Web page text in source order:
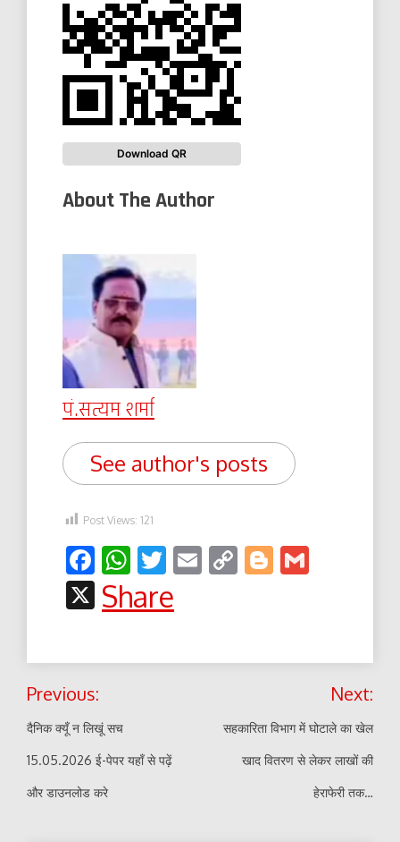
Download QR
About The Author
पं.सत्यम शर्मा
See author's posts
Post Views: 121
Facebook
WhatsApp
Twitter
EmailCopyBlogger
X
Share
Post
navigation
Previous:
दैनिक क्यूँ न लिखूं सच
15.05.2026 ई-पेपर यहाँ से पढ़ें
और डाउनलोड करे
Next:
सहकारिता विभाग में घोटाले का खेल
खाद वितरण से लेकर लाखों की
हेराफेरी तक…